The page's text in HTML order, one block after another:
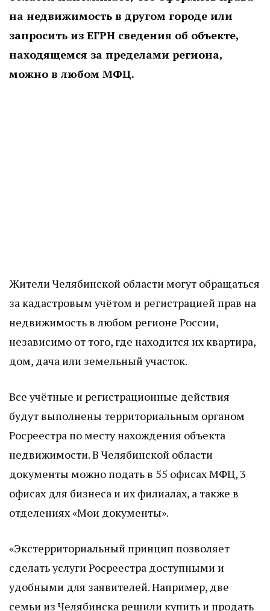
на недвижимость в другом городе или
запросить из ЕГРН сведения об объекте,
находящемся за пределами региона,
можно в любом МФЦ.
Жители Челябинской области могут обращаться
за кадастровым учётом и регистрацией прав на
недвижимость в любом регионе России,
независимо от того, где находится их квартира,
дом, дача или земельный участок.
Все учётные и регистрационные действия
будут выполнены территориальным органом
Росреестра по месту нахождения объекта
недвижимости. В Челябинской области
документы можно подать в 55 офисах МФЦ, 3
офисах для бизнеса и их филиалах, а также в
отделениях «Мои документы».
«Экстерриториальный принцип позволяет
сделать услуги Росреестра доступными и
удобными для заявителей. Например, две
семьи из Челябинска решили купить и продать